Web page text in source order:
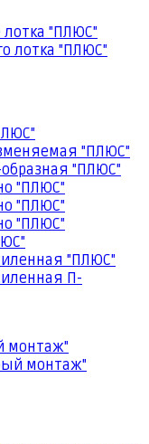
лотка "ПЛЮС"
лотка "ПЛЮС"
"ПЛЮС"
"ПЛЮС"
"ПЛЮС"
"ПЛЮС"
"ПЛЮС"
"ПЛЮС"
П-
монтаж"
монтаж"